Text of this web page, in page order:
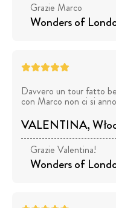
Grazie Marco
Wonders of
Davvero un tour fatto
con Marco non ci si
VALENTINA,
Grazie Valentina!
Wonders of